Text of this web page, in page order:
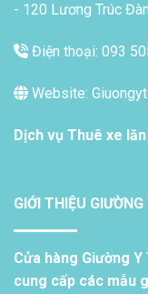
- 120 Lương Trúc
Điện thoại: 093
Website:
Dịch vụ Thuê xe
GIỚI THIỆU
Cửa hàng Giường
cung cấp các mẫu